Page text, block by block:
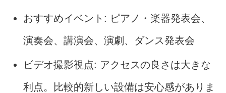
おすすめイベント: ピアノ・楽器発表会、
演奏会、講演会、演劇、ダンス発表会
ビデオ撮影視点: アクセスの良さは大きな
利点。比較的新しい設備は安心感がありま